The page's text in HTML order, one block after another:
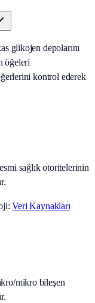
glikojen depolarını
öğeleri
kontrol ederek
sağlık otoritelerinin
Veri Kaynakları
mikro bileşen